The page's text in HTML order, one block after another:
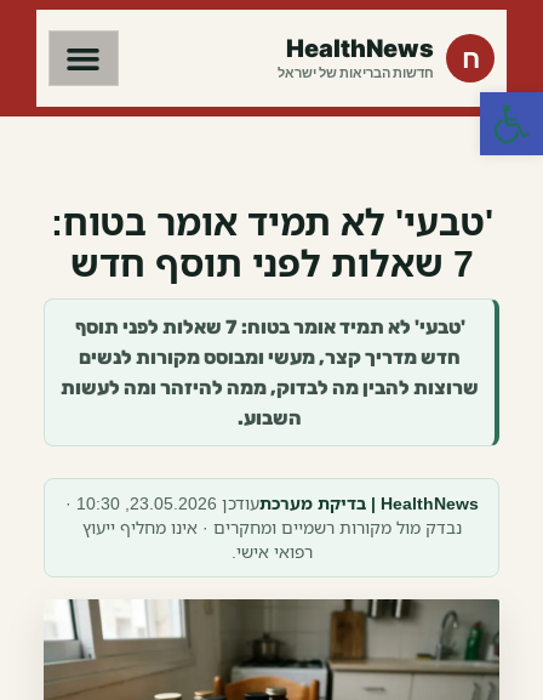
פתח סרגל נגישות
ח HealthNews
חדשות הבריאות של ישראל
'טבעי' לא תמיד אומר בטוח: 7 שאלות לפני תוסף
חדש מדריך קצר, מעשי ומבוסס מקורות לנשים
שרוצות להבין מה לבדוק, ממה להיזהר ומה לעשות
השבוע.
'טבעי' לא תמיד אומר בטוח:
7 שאלות לפני תוסף חדש
HealthNews | בדיקת מערכת
עודכן 23.05.2026, 10:30 ·
נבדק מול מקורות רשמיים ומחקרים · אינו מחליף ייעוץ
רפואי אישי.